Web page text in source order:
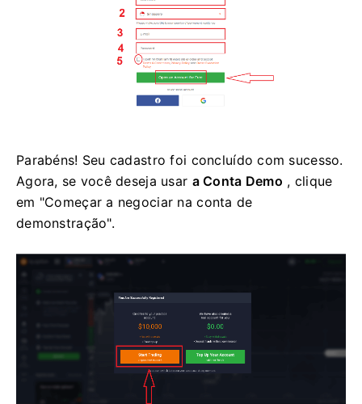
Parabéns! Seu cadastro foi concluído com sucesso.
Agora, se você deseja usar a Conta Demo , clique
em "Começar a negociar na conta de
demonstração".